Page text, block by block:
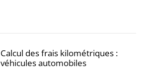
Calcul des frais kilométriques :
véhicules automobiles